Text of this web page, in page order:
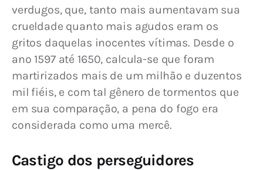
verdugos, que, tanto mais aumentavam sua
crueldade quanto mais agudos eram os
gritos daquelas inocentes vítimas. Desde o
ano 1597 até 1650, calcula-se que foram
martirizados mais de um milhão e duzentos
mil fiéis, e com tal gênero de tormentos que
em sua comparação, a pena do fogo era
considerada como uma mercê.
Castigo dos perseguidores